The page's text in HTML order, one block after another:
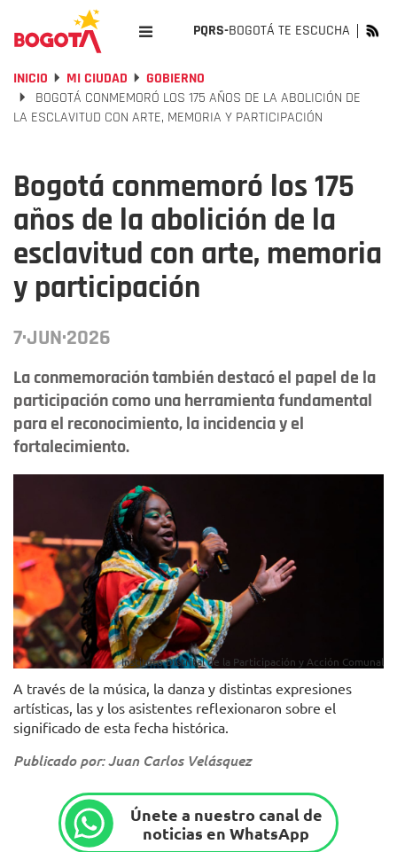
PQRS-BOGOTÁ TE ESCUCHA
INICIO MI CIUDAD
GOBIERNO
BOGOTÁ CONMEMORÓ LOS 175 AÑOS DE LA ABOLICIÓN DE
LA ESCLAVITUD CON ARTE, MEMORIA Y PARTICIPACIÓN
Bogotá conmemoró los 175
años de la abolición de la
esclavitud con arte, memoria
y participación
7·JUN·2026
La conmemoración también destacó el papel de la
participación como una herramienta fundamental
para el reconocimiento, la incidencia y el
fortalecimiento.
Instituto Distrital de la Participación y Acción Comunal
A través de la música, la danza y distintas expresiones
artísticas, las y los asistentes reflexionaron sobre el
significado de esta fecha histórica.
Publicado por: Juan Carlos Velásquez
Únete a nuestro canal de
noticias en WhatsApp